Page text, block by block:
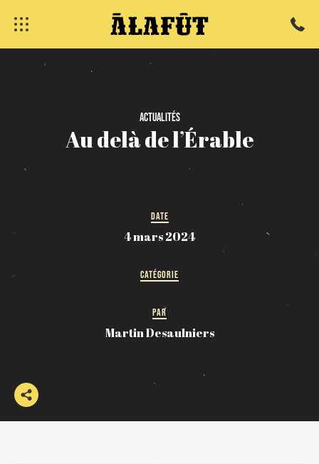
Actualités
Audelàdel’Érable
DATE
4 mars 2024
CATÉGORIE
PAR
Martin Desaulniers